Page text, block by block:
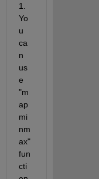
1.
Yo
u
ca
n
us
e
"m
ap
mi
nm
ax"
fun
cti